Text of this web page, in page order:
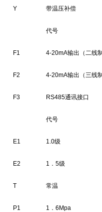
Y 带温压补偿
代号
F1 4-20mA输出（二线
F2 4-20mA输出（三线
F3 RS485通讯接口
代号
E1 1.0级
E2 1．5级
T 常温
P1 1．6Mpa